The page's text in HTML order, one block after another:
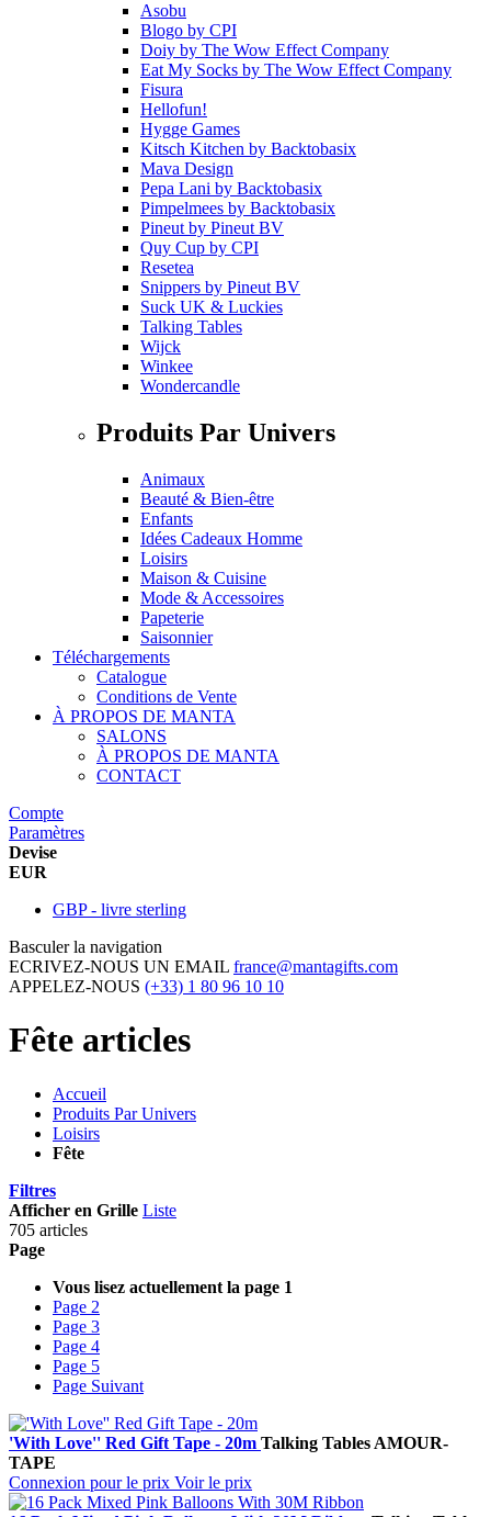
Asobu
Blogo by CPI
Doiy by The Wow Effect Company
Eat My Socks by The Wow Effect Company
Fisura
Hellofun!
Hygge Games
Kitsch Kitchen by Backtobasix
Mava Design
Pepa Lani by Backtobasix
Pimpelmees by Backtobasix
Pineut by Pineut BV
Quy Cup by CPI
Resetea
Snippers by Pineut BV
Suck UK & Luckies
Talking Tables
Wijck
Winkee
Wondercandle
Produits Par Univers
Animaux
Beauté & Bien-être
Enfants
Idées Cadeaux Homme
Loisirs
Maison & Cuisine
Mode & Accessoires
Papeterie
Saisonnier
Téléchargements
Catalogue
Conditions de Vente
À PROPOS DE MANTA
SALONS
À PROPOS DE MANTA
CONTACT
Compte
Paramètres
Devise
EUR
GBP - livre sterling
Basculer la navigation
ECRIVEZ-NOUS UN EMAIL france@mantagifts.com
APPELEZ-NOUS (+33) 1 80 96 10 10
Fête articles
Accueil
Produits Par Univers
Loisirs
Fête
Filtres
Afficher en Grille Liste
705 articles
Page
Vous lisez actuellement la page 1
Page 2
Page 3
Page 4
Page 5
Page Suivant
'With Love'' Red Gift Tape - 20m Talking Tables AMOUR-
TAPE
Connexion pour le prix Voir le prix